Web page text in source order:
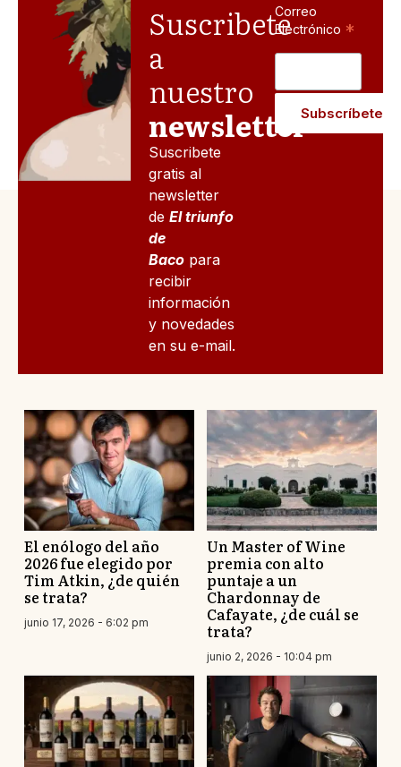
Suscribete
a
nuestro
newsletter
Suscribete
gratis al
newsletter
deEl triunfo
de
Baco para
recibir
información
y novedades
en su e-mail.
Correo
Electrónico *
El enólogo del año
2026 fue elegido por
Tim Atkin, ¿de quién
se trata?
junio 17, 2026 - 6:02 pm
Un Master of Wine
premia con alto
puntaje a un
Chardonnay de
Cafayate, ¿de cuál se
trata?
junio 2, 2026 - 10:04 pm